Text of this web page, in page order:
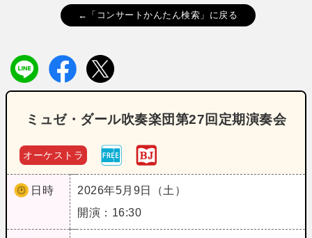
←「コンサートかんたん検索」に戻る
ミュゼ・ダール吹奏楽団第27回定期演奏会
オーケストラ
日時
2026年5月9日（土）
開演：16:30